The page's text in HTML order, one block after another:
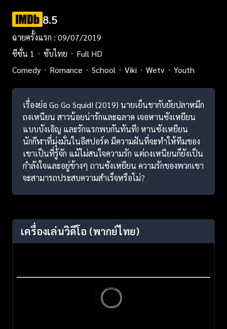
8.5
ฉายครั้งแรก : 09/07/2019
ซีซั่น 1
ซับไทย
Full HD
Comedy
Romance School Viki Wetv Youth
เรื่องย่อ Go Go Squid! (2019) นายเย็นชากับยัยปลาหมึก
ถงเหนียน สาวน้อยน่ารักและฉลาด เจอหานซังเหยียน
แบบบังเอิญ และรักแรกพบกันทันที! หานซังเหยียน
นักกีฬาที่มุ่งมั่นในอีสปอร์ต มีความฝันที่จะทำให้ทีมของ
เขาเป็นที่รู้จัก แม้ไม่สนใจความรัก แต่ถงเหนียนก็ยังเป็น
กำลังใจและอยู่ข้างๆ ถานซังเหยียน ความรักของพวกเขา
จะสามารถประสบความสำเร็จหรือไม่?
เครื่องเล่นวิดีโอ (พากย์ไทย)